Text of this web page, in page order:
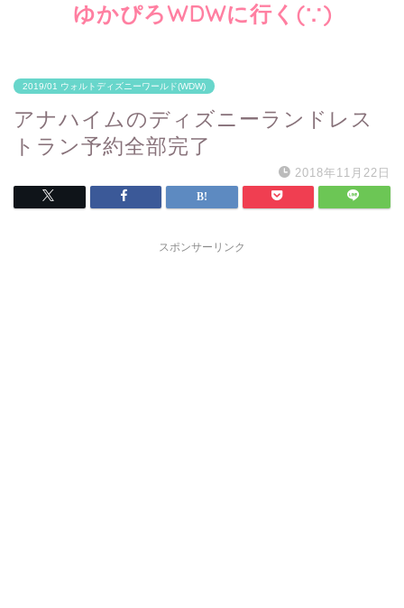
ゆかぴろWDWに行く(∵)
2019/01 ウォルトディズニーワールド(WDW)
アナハイムのディズニーランドレス
トラン予約全部完了
2018年11月22日
スポンサーリンク